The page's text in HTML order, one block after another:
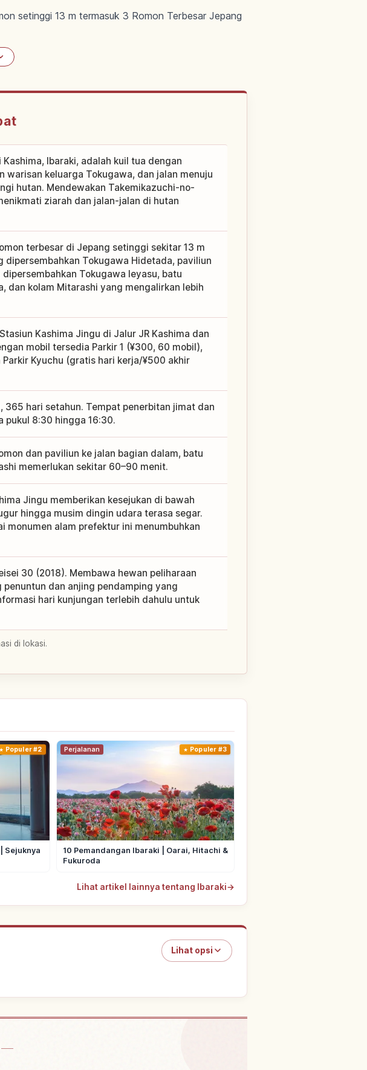
setinggi 13 m termasuk 3 Romon Terbesar Jepang
Ibaraki, adalah kuil tua dengan
warisan keluarga Tokugawa, dan jalan menuju
hutan. Mendewakan Takemikazuchi-no-
ziarah dan jalan-jalan di hutan
terbesar di Jepang setinggi sekitar 13 m
dipersembahkan Tokugawa Hidetada, paviliun
Tokugawa Ieyasu, batu
dan kolam Mitarashi yang mengalirkan lebih
Kashima Jingu di Jalur JR Kashima dan
mobil tersedia Parkir 1 (¥300, 60 mobil),
Kyuchu (gratis hari kerja/¥500 akhir
365 hari setahun. Tempat penerbitan jimat dan
pukul 8:30 hingga 16:30.
dan paviliun ke jalan bagian dalam, batu
memerlukan sekitar 60–90 menit.
Jingu memberikan kesejukan di bawah
hingga musim dingin udara terasa segar.
monumen alam prefektur ini menumbuhkan
30 (2018). Membawa hewan peliharaan
dan anjing pendamping yang
hari kunjungan terlebih dahulu untuk
di lokasi.
Populer #2
Sejuknya
Perjalanan Populer #3
10 Pemandangan Ibaraki | Oarai, Hitachi &
Fukuroda
Lihat artikel lainnya tentang Ibaraki→
Lihat opsi